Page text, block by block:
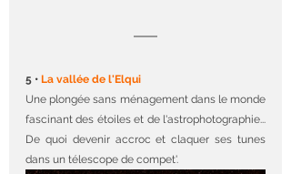
5 • La vallée de l'Elqui
Une plongée sans ménagement dans le monde
fascinant des étoiles et de l'astrophotographie...
De quoi devenir accroc et claquer ses tunes
dans un télescope de compet'.